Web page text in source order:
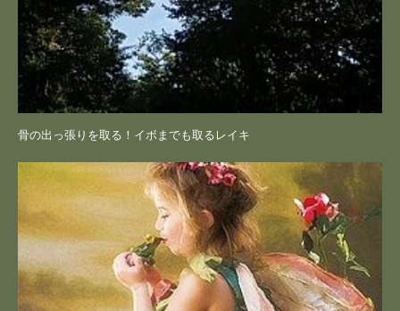
骨の出っ張りを取る！イボまでも取るレイキ